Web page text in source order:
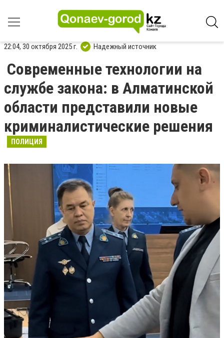
22:04, 30 октября 2025 г. Надежный источник
Современные технологии на
службе закона: в Алматинской
области представили новые
криминалистические решения
ПОЛИЦИЯ